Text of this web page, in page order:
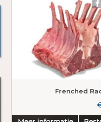
Frenched